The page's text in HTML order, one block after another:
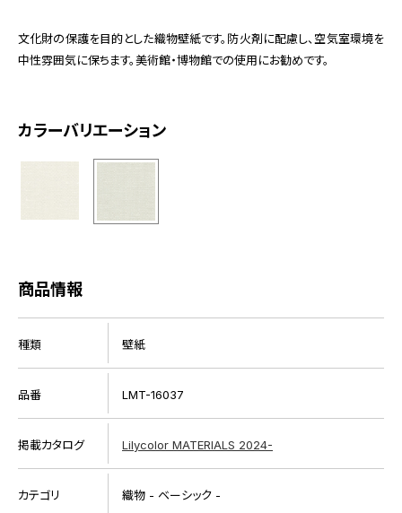
お知らせプライバシーポリシーサイトマップ関連団体リンク集
文化財の保護を目的とした織物壁紙です。防火剤に配慮し、空気室環境を
中性雰囲気に保ちます。美術館・博物館での使用にお勧めです。
カラーバリエーション
商品情報
種類 壁紙
品番 LMT-16037
掲載カタログ Lilycolor MATERIALS 2024-
カテゴリ 織物 - ベーシック -